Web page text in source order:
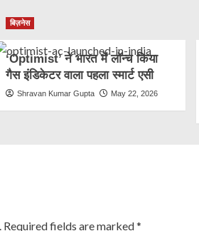
बिज़नेस
‘Optimist’ ने भारत में लॉन्च किया
गैस इंडिकेटर वाला पहला स्मार्ट एसी
Shravan Kumar Gupta May 22, 2026
Required fields are marked*